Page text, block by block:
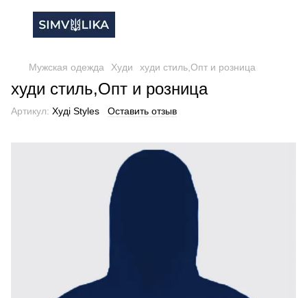
Мужская одежда Худи худи стиль,Опт и розница
худи стиль,Опт и розница
Артикул: Худі Styles Оставить отзыв